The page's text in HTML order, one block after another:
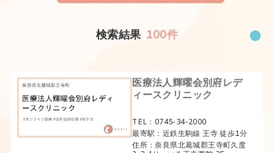
医療法人輝曜会別府レデ
ィースクリニック
TEL：0745-34-2000
最寄駅：近鉄生駒線 王寺 徒歩1分
住所：奈良県北葛城郡王寺町久度
検索結果 100件